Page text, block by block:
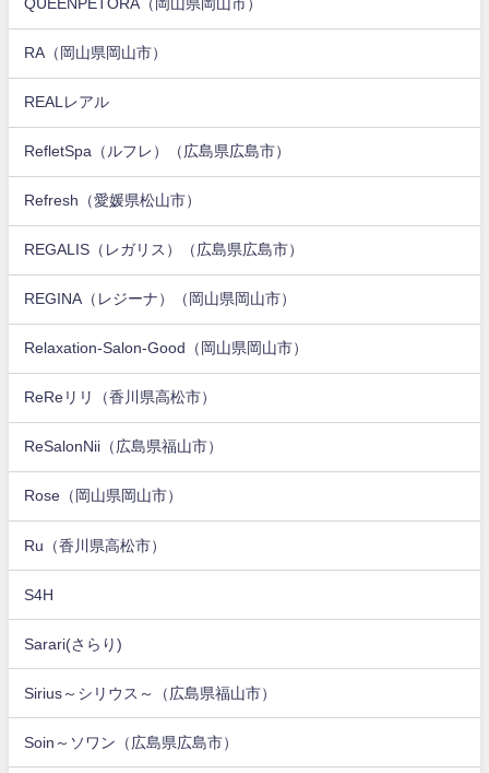
QUEENPETORA（岡山県岡山市）
RA（岡山県岡山市）
REALレアル
RefletSpa（ルフレ）（広島県広島市）
Refresh（愛媛県松山市）
REGALIS（レガリス）（広島県広島市）
REGINA（レジーナ）（岡山県岡山市）
Relaxation-Salon-Good（岡山県岡山市）
ReReリリ（香川県高松市）
ReSalonNii（広島県福山市）
Rose（岡山県岡山市）
Ru（香川県高松市）
S4H
Sarari(さらり)
Sirius～シリウス～（広島県福山市）
Soin～ソワン（広島県広島市）